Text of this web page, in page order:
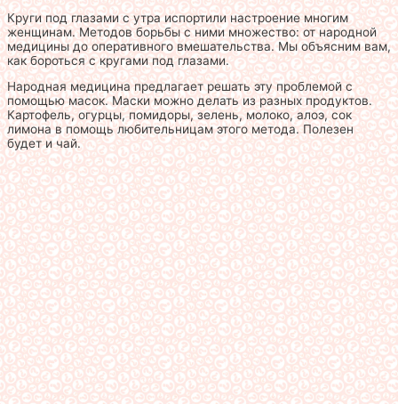
Круги под глазами с утра испортили настроение многим
женщинам. Методов борьбы с ними множество: от народной
медицины до оперативного вмешательства. Мы объясним вам,
как бороться с кругами под глазами.
Народная медицина предлагает решать эту проблемой с
помощью масок. Маски можно делать из разных продуктов.
Картофель, огурцы, помидоры, зелень, молоко, алоэ, сок
лимона в помощь любительницам этого метода. Полезен
будет и чай.